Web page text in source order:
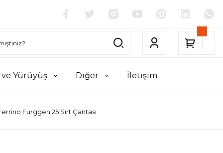
ve Yürüyüş Diğer İletişim
Furggen 25 Sırt Çantası